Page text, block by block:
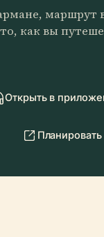
маршрут
как вы
Открыть в